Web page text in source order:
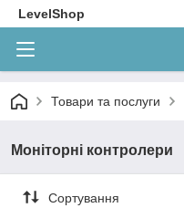
LevelShop
Товари та послуги
Моніторні контролери
Сортування